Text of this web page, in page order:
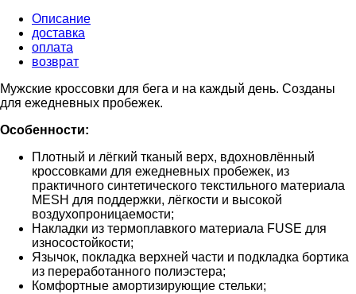
Описание
доставка
оплата
возврат
Мужские кроссовки для бега и на каждый день. Созданы
для ежедневных пробежек.
Особенности:
Плотный и лёгкий тканый верх, вдохновлённый
кроссовками для ежедневных пробежек, из
практичного синтетического текстильного материала
MESH для поддержки, лёгкости и высокой
воздухопроницаемости;
Накладки из термоплавкого материала FUSE для
износостойкости;
Язычок, покладка верхней части и подкладка бортика
из переработанного полиэстера;
Комфортные амортизирующие стельки;